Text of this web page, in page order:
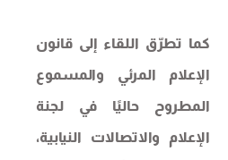
كما تطرّق اللقاء إلى قانون
الإعلام المرئي والمسموع
المطروح حاليًا في لجنة
الإعلام والاتصالات النيابية،